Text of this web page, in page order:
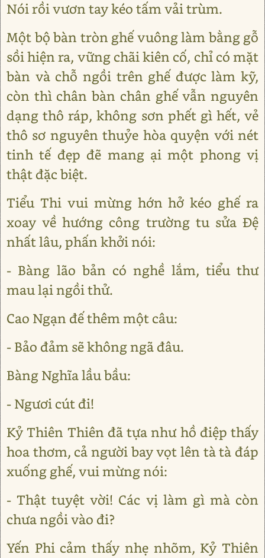
Nói rồi vươn tay kéo tấm vải trùm.
Một bộ bàn tròn ghế vuông làm bằng gỗ
sồi hiện ra, vững chãi kiên cố, chỉ có mặt
bàn và chỗ ngồi trên ghế được làm kỹ,
còn thì chân bàn chân ghế vẫn nguyên
dạng thô ráp, không sơn phết gì hết, vẻ
thô sơ nguyên thuỷe hòa quyện với nét
tinh tế đẹp đẽ mang ại một phong vị
thật đặc biệt.
Tiểu Thi vui mừng hớn hở kéo ghế ra
xoay về hướng công trường tu sửa Đệ
nhất lâu, phấn khởi nói:
- Bàng lão bản có nghề lắm, tiểu thư
mau lại ngồi thử.
Cao Ngạn đế thêm một câu:
- Bảo đảm sẽ không ngã đâu.
Bàng Nghĩa lầu bầu:
- Ngươi cút đi!
Kỷ Thiên Thiên đã tựa như hồ điệp thấy
hoa thơm, cả người bay vọt lên tà tà đáp
xuống ghế, vui mừng nói:
- Thật tuyệt vời! Các vị làm gì mà còn
chưa ngồi vào đi?
Yến Phi cảm thấy nhẹ nhõm, Kỷ Thiên